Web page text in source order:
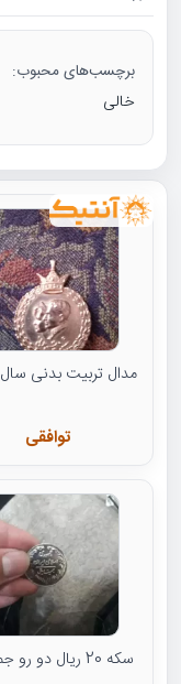
برچسب‌های محبوب:
خالی
مدال تربیت بدنی سال 1357
توافقی
سکه 20 ریال دو رو جمهوری